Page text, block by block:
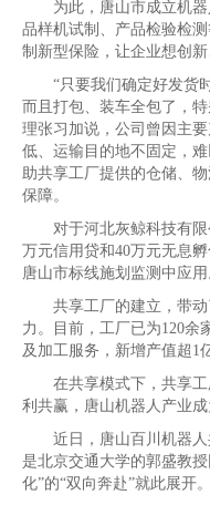
为此，唐山市成立机器
品样机试制、产品检验检
制新型保险，让企业想创新
“只要我们确定好发货时
而且打包、装车全包了，
理张习加说，公司曾因主
低、运输目的地不固定，
助共享工厂提供的仓储、
保障。
对于河北灰鲸科技有限
万元信用贷和40万元无息
唐山市标线施划监测中应用
共享工厂的建立，带动
力。目前，工厂已为120余
及加工服务，新增产值超1
在共享模式下，共享工
利共赢，唐山机器人产业成
近日，唐山百川机器人
是北京交通大学的郭盛教
化”的“双向奔赴”就此展开。